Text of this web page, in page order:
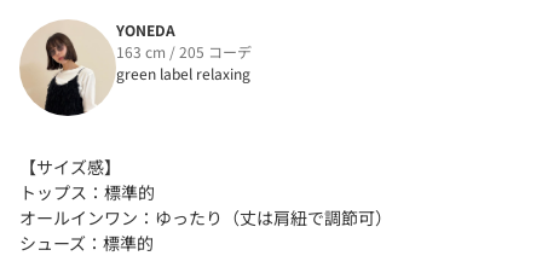
YONEDA
163 cm / 205 コーデ
green label relaxing
【サイズ感】
トップス：標準的
オールインワン：ゆったり（丈は肩紐で調節可）
シューズ：標準的